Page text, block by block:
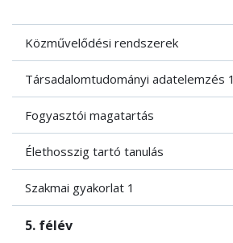
Közművelődési rendszerek
Társadalomtudományi adatelemzés 1
Fogyasztói magatartás
Élethosszig tartó tanulás
Szakmai gyakorlat 1
5. félév